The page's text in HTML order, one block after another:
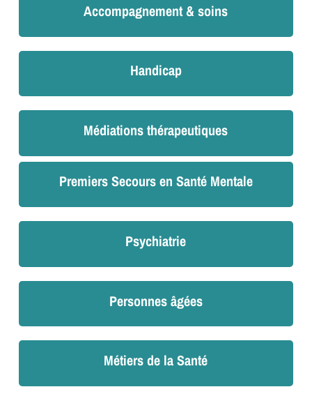
Accompagnement & soins
Handicap
Médiations thérapeutiques
Premiers Secours en Santé Mentale
Psychiatrie
Personnes âgées
Métiers de la Santé